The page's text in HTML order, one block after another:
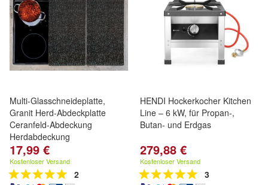
Multi-Glasschneideplatte,
Granit Herd-Abdeckplatte
Ceranfeld-Abdeckung
Herdabdeckung
17,99 €
Kostenloser Versand
2
HENDI Hockerkocher Kitchen
Line – 6 kW, für Propan-,
Butan- und Erdgas
279,88 €
Kostenloser Versand
3